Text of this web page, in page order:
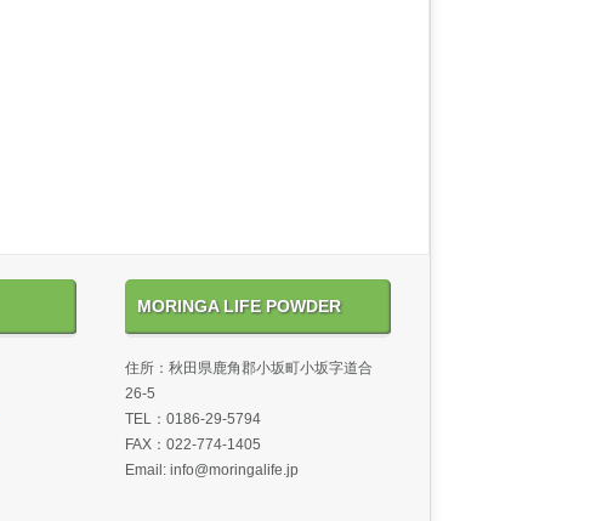
MORINGA LIFE POWDER
住所：秋田県鹿角郡小坂町小坂字道合
26-5
TEL：0186-29-5794
FAX：022-774-1405
Email: info@moringalife.jp